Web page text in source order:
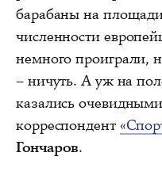
барабаны на
численности
немного проиграли,
– ничуть. А уж на
казались
корреспондент
Гончаров.